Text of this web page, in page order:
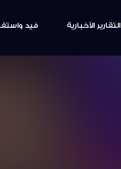
التقارير الأخبارية فيد